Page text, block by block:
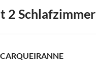
2 Schlafzimmer